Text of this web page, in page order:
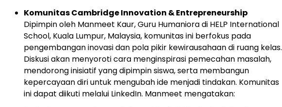
Komunitas Cambridge Innovation & Entrepreneurship
Dipimpin oleh Manmeet Kaur, Guru Humaniora di HELP International
School, Kuala Lumpur, Malaysia, komunitas ini berfokus pada
pengembangan inovasi dan pola pikir kewirausahaan di ruang kelas.
Diskusi akan menyoroti cara menginspirasi pemecahan masalah,
mendorong inisiatif yang dipimpin siswa, serta membangun
kepercayaan diri untuk mengubah ide menjadi tindakan. Komunitas
ini dapat diikuti melalui LinkedIn. Manmeet mengatakan: